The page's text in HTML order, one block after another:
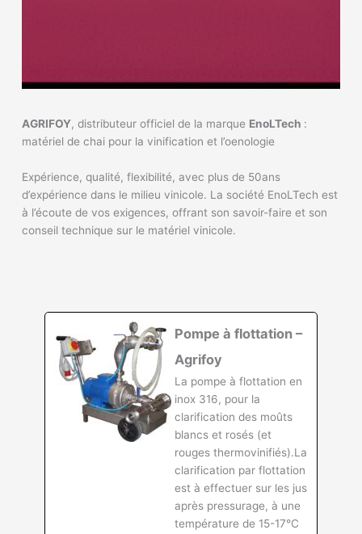
AGRIFOY, distributeur officiel de la marque EnoLTech :
matériel de chai pour la vinification et l’oenologie
Expérience, qualité, flexibilité, avec plus de 50ans
d’expérience dans le milieu vinicole. La société EnoLTech est
à l’écoute de vos exigences, offrant son savoir-faire et son
conseil technique sur le matériel vinicole.
Pompe à flottation –
Agrifoy
La pompe à flottation en
inox 316, pour la
clarification des moûts
blancs et rosés (et
rouges thermovinifiés).La
clarification par flottation
est à effectuer sur les jus
après pressurage, à une
température de 15-17°C